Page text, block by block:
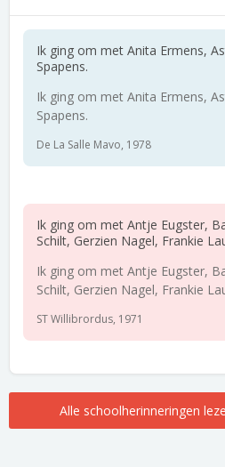
Ik ging om met Anita Ermens,
Spapens.
Ik ging om met Anita Ermens,
Spapens.
De La Salle Mavo, 1978
Ik ging om met Antje Eugster,
Schilt, Gerzien Nagel, Frankie
Ik ging om met Antje Eugster,
Schilt, Gerzien Nagel, Frankie
ST Willibrordus, 1971
Alle schoolherinneringen